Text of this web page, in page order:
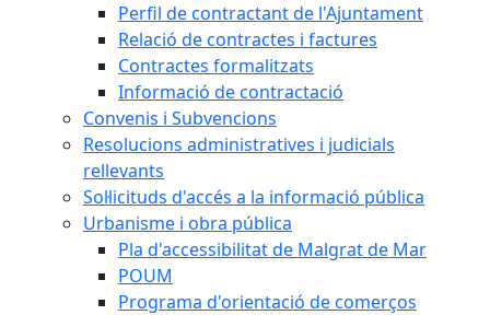
Perfil de contractant de l'Ajuntament
Relació de contractes i factures
Contractes formalitzats
Informació de contractació
Convenis i Subvencions
Resolucions administratives i judicials
rellevants
Sol·licituds d'accés a la informació pública
Urbanisme i obra pública
Pla d'accessibilitat de Malgrat de Mar
POUM
Programa d'orientació de comerços